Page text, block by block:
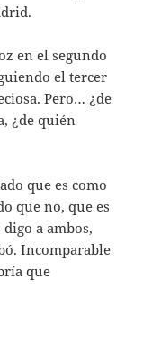
en el segundo
el tercer
Pero… ¿de
¿de quién
que es como
que no, que es
a ambos,
Incomparable
que